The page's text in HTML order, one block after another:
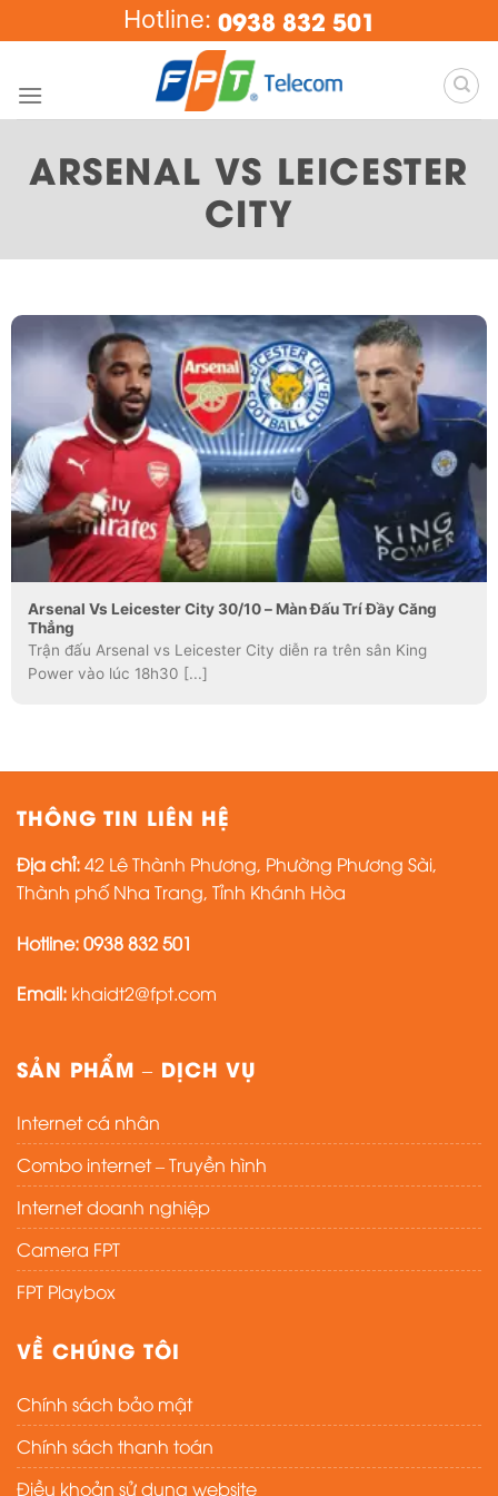
to
Hotline: 0938 832 501
ARSENAL VS LEICESTER
CITY
Arsenal Vs Leicester City 30/10 – Màn Đấu Trí Đầy Căng
Thẳng
Trận đấu Arsenal vs Leicester City diễn ra trên sân King
Power vào lúc 18h30 [...]
THÔNG TIN LIÊN HỆ
Địa chỉ:42 Lê Thành Phương, Phường Phương Sài,
Thành phố Nha Trang, Tỉnh Khánh Hòa
Hotline:0938 832 501
Email: khaidt2@fpt.com
SẢN PHẨM – DỊCH VỤ
Internet cá nhân
Combo internet – Truyền hình
Internet doanh nghiệp
Camera FPT
FPT Playbox
VỀ CHÚNG TÔI
Chính sách bảo mật
Chính sách thanh toán
Điều khoản sử dụng website